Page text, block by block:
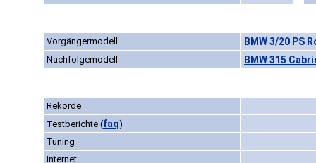
Vorgängermodell BMW 3/20 PS
Nachfolgemodell BMW 315
Rekorde
Testberichte (faq)
Tuning
Internet